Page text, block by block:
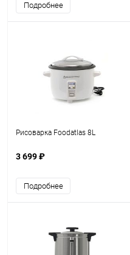
Подробнее
Рисоварка Foodatlas 8L
3 699 ₽
Подробнее